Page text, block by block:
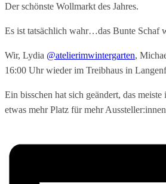
Der schönste Wollmarkt des Jahres.
Es ist tatsächlich wahr…das Bunte Schaf
Wir, Lydia @atelierimwintergarten,
16:00 Uhr wieder im Treibhaus in
Ein bisschen hat sich geändert, das
etwas mehr Platz für mehr